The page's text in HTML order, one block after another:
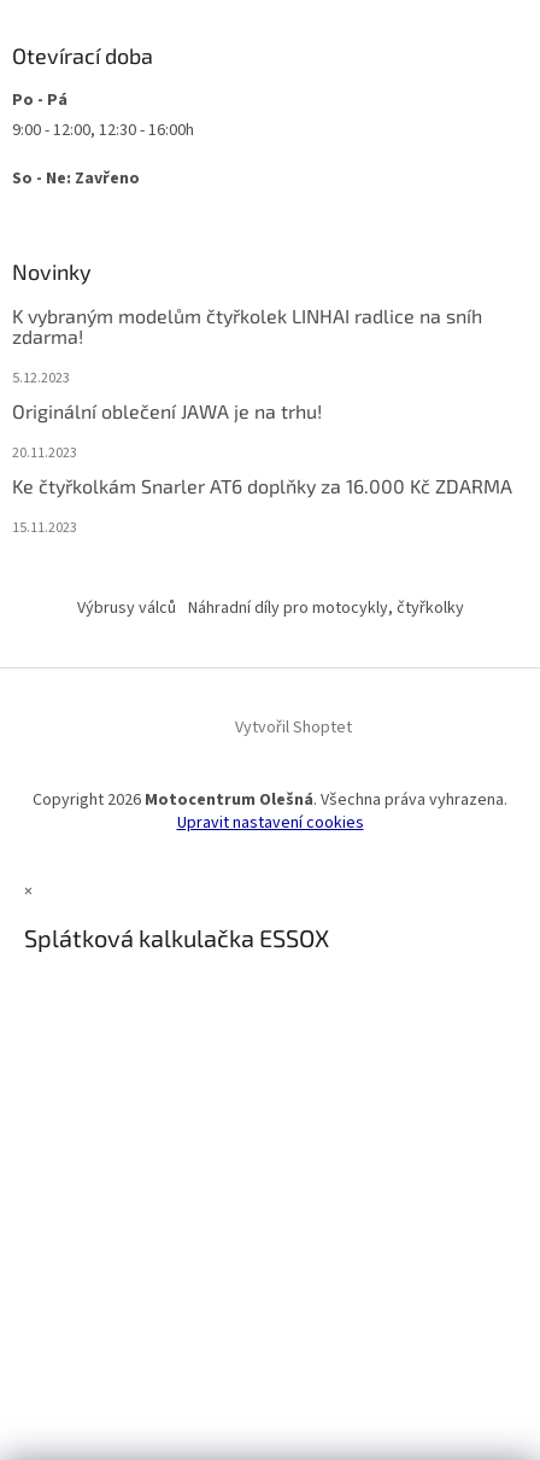
Otevírací doba
Po - Pá
9:00 - 12:00, 12:30 - 16:00h
So - Ne: Zavřeno
Novinky
K vybraným modelům čtyřkolek LINHAI radlice na sníh
zdarma!
5.12.2023
Originální oblečení JAWA je na trhu!
20.11.2023
Ke čtyřkolkám Snarler AT6 doplňky za 16.000 Kč ZDARMA
15.11.2023
Výbrusy válců Náhradní díly pro motocykly, čtyřkolky
Vytvořil Shoptet
Copyright 2026 Motocentrum Olešná. Všechna práva vyhrazena.
Upravit nastavení cookies
×
Splátková kalkulačka ESSOX